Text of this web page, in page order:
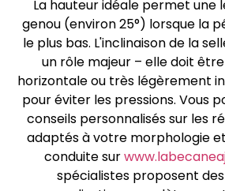
La hauteur idéale permet une
genou (environ 25°) lorsque la
le plus bas. L'inclinaison de la
un rôle majeur – elle doit
horizontale ou très légèrement
pour éviter les pressions. Vous
conseils personnalisés sur les
adaptés à votre morphologie
conduite sur
spécialistes proposent